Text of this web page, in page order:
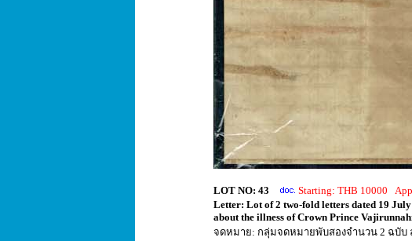
LOT NO: 43
Starting: THB 10000
Letter: Lot of 2 two-fold letters dated 19
about the illness of Crown Prince
จดหมาย: กลุ่มจดหมายพับสองจำนวน 2 ฉบับ